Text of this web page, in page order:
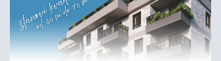
Crna
kronika
Politika